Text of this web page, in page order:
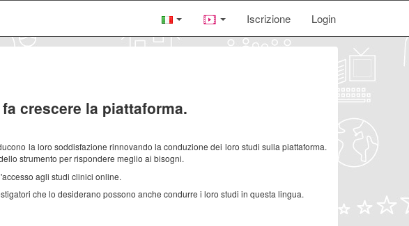
Iscrizione Login
crescere la piattaforma.
la loro soddisfazione rinnovando la conduzione dei loro studi sulla piattaforma.
strumento per rispondere meglio ai bisogni.
agli studi clinici online.
che lo desiderano possono anche condurre i loro studi in questa lingua.